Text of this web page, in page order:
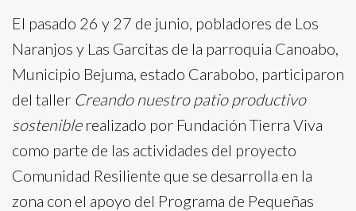
El pasado 26 y 27 de junio, pobladores de Los
Naranjos y Las Garcitas de la parroquia Canoabo,
Municipio Bejuma, estado Carabobo, participaron
del taller Creando nuestro patio productivo
sosteniblerealizado por Fundación Tierra Viva
como parte de las actividades del proyecto
Comunidad Resiliente que se desarrolla en la
zona con el apoyo del Programa de Pequeñas